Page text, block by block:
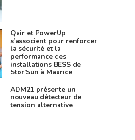
Qair et PowerUp
s’associent pour renforcer
la sécurité et la
performance des
installations BESS de
Stor’Sun à Maurice
ADM21 présente un
nouveau détecteur de
tension alternative